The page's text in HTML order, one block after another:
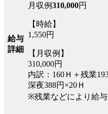
給与
詳細
月収例310,000円
【時給】
1,550円
【月収例】
310,000円
内訳：160Ｈ＋残業
深夜388円×20Ｈ
※残業などにより給与